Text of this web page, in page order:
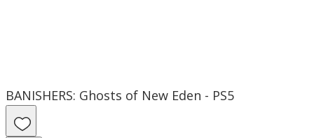
BANISHERS: Ghosts of New Eden - PS5